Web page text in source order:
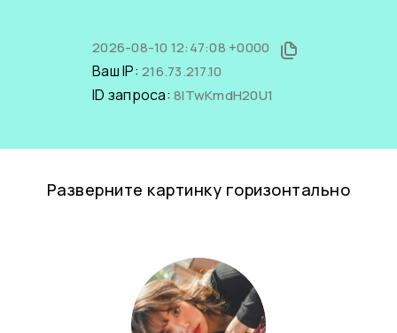
2026-08-10 12:47:08 +0000
Ваш IP: 216.73.217.10
ID запроса: 8lTwKmdH20U1
Разверните картинку горизонтально